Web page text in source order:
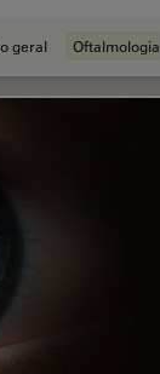
geral Oftalmologia